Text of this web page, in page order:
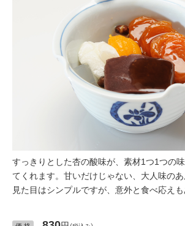
すっきりとした杏の酸味が、素材1つ1つの
てくれます。甘いだけじゃない、大人味のあ
見た目はシンプルですが、意外と食べ応えも